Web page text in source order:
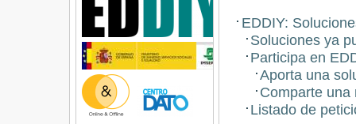
EDDIY:
Soluciones ya
Participa en
Aporta una
Comparte una
Listado de